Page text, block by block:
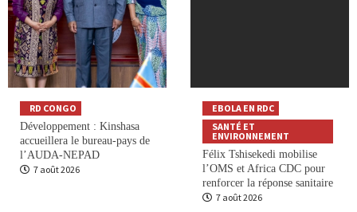
RD CONGO
Développement : Kinshasa
accueillera le bureau-pays de
l’AUDA-NEPAD
7 août 2026
EBOLA EN RDC
SANTÉ ET
ENVIRONNEMENT
Félix Tshisekedi mobilise
l’OMS et Africa CDC pour
renforcer la réponse sanitaire
7 août 2026